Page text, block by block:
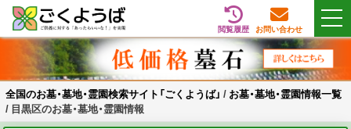
Skip
content
全国のお墓・墓地・霊園検索サイト「ごくようば」
ご供養をもっと身近に
閲覧履歴 お問い合わせ
全国のお墓・墓地・霊園検索サイト「ごくようば」 / お墓・墓地・霊園情報一覧
/ 目黒区のお墓・墓地・霊園情報